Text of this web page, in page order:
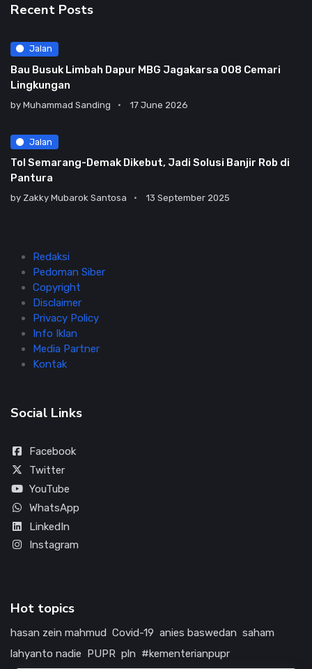
Recent Posts
Jalan
Bau Busuk Limbah Dapur MBG Jagakarsa 008 Cemari
Lingkungan
by Muhammad Sanding 17 June 2026
Jalan
Tol Semarang-Demak Dikebut, Jadi Solusi Banjir Rob di
Pantura
by Zakky Mubarok Santosa 13 September 2025
Redaksi
Pedoman Siber
Copyright
Disclaimer
Privacy Policy
Info Iklan
Media Partner
Kontak
Social Links
Facebook
Twitter
YouTube
WhatsApp
LinkedIn
Instagram
Hot topics
hasan zein mahmud Covid-19 anies baswedan saham
lahyanto nadie PUPR pln #kementerianpupr